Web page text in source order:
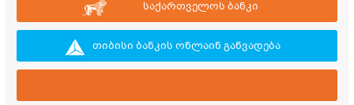
საქართველოს ბანკი
თიბისი ბანკის ონლაინ განვადება